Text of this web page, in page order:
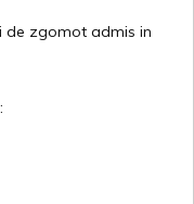
de zgomot admis in
: